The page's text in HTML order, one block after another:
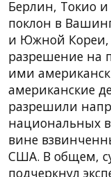
Берлин, Токио
поклон в
и Южной Кореи,
разрешение на
ими
американские
разрешили
национальных
вине
США. В общем,
подчеркнул